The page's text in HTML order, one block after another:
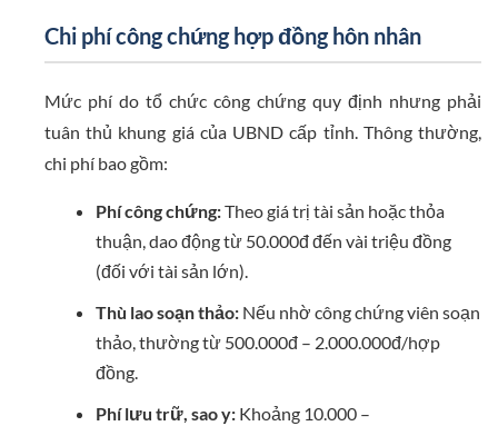
Chi phí công chứng hợp đồng hôn nhân
Mức phí do tổ chức công chứng quy định nhưng phải
tuân thủ khung giá của UBND cấp tỉnh. Thông thường,
chi phí bao gồm:
Phí công chứng:Theo giá trị tài sản hoặc thỏa
thuận, dao động từ 50.000đ đến vài triệu đồng
(đối với tài sản lớn).
Thù lao soạn thảo:Nếu nhờ công chứng viên soạn
thảo, thường từ 500.000đ – 2.000.000đ/hợp
đồng.
Phí lưu trữ, sao y:Khoảng 10.000 –